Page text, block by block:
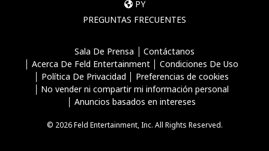
PY
PREGUNTAS FRECUENTES
Sala De Prensa
Contáctanos
Acerca De Feld Entertainment
Condiciones De Uso
Política De Privacidad
Preferencias de cookies
No vender ni compartir mi información personal
Anuncios basados en intereses
© 2026 Feld Entertainment, Inc. All Rights Reserved.